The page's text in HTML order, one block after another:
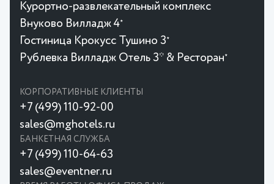
Курортно-развлекательный комплекс
Внуково Вилладж 4★
Гостиница Крокусc Тушино 3★
Рублевка Вилладж Отель 3* & Ресторан★
КОРПОРАТИВНЫЕ КЛИЕНТЫ
+7 (499) 110-92-00
sales@mghotels.ru
БАНКЕТНАЯ СЛУЖБА
+7 (499) 110-64-63
sales@eventner.ru